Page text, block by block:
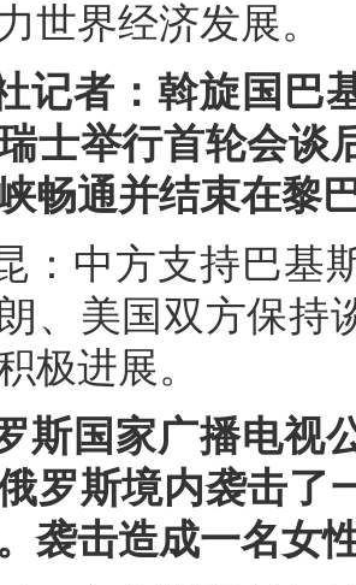
世界经济发展。
记者：斡旋国巴
士举行首轮会谈
畅通并结束在黎
：中方支持巴基
、美国双方保持
极进展。
斯国家广播电视
罗斯境内袭击了
袭击造成一名女